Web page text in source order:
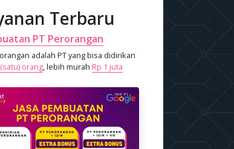
Terbaru
PT Perorangan
adalah PT yang bisa didirikan
orang, lebih murah Rp 1 juta